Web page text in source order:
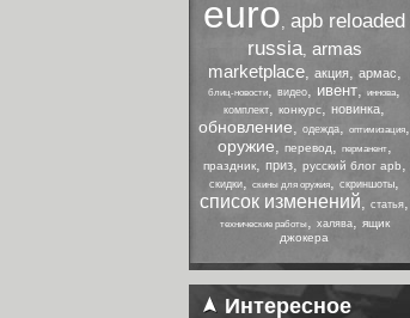
euro, apb reloaded
russia, armas
marketplace, акция, армас,
блиц-новости, видео, ивент, иннова,
комплект, конкурс, новинка,
обновление, одежда, оптимизация,
оружие, перевод, перманент,
праздник, приз, русский блог apb,
скидки, скины для оружия, скриншоты,
список изменений, статья,
технические работы, халява, ящик
джокера
Интересное